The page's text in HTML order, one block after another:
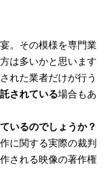
。その模様を専門業
は多いかと思います
れた業者だけが行う
されている場合もあ
いるのでしょうか？
に関する実際の裁判
される映像の著作権